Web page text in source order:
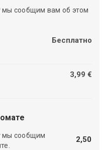
мы сообщим вам об этом
Бесплатно
3,99 €
мы сообщим
2,50